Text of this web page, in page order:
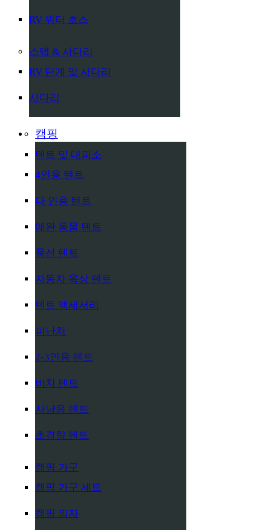
RV 워터 호스
스텝 & 사다리
RV 단계 및 사다리
사다리
캠핑
텐트 및 대피소
4인용 텐트
다 인용 텐트
애완 동물 텐트
풍선 텐트
자동차 옥상 텐트
텐트 액세서리
피난처
2-3인용 텐트
비치 텐트
사냥용 텐트
초경량 텐트
캠핑 가구
캠핑 가구 세트
캠핑 의자